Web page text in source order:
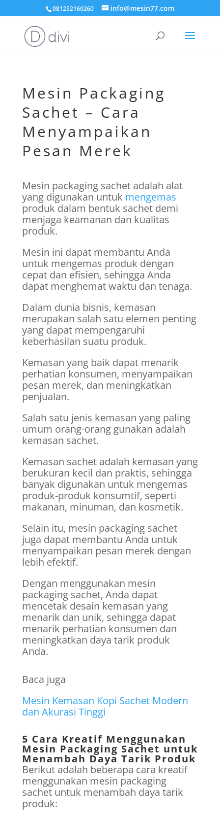
081252160260 info@mesin77.com
Mesin Packaging
Sachet – Cara
Menyampaikan
Pesan Merek
Mesin packaging sachet adalah alat
yang digunakan untuk mengemas
produk dalam bentuk sachet demi
menjaga keamanan dan kualitas
produk.
Mesin ini dapat membantu Anda
untuk mengemas produk dengan
cepat dan efisien, sehingga Anda
dapat menghemat waktu dan tenaga.
Dalam dunia bisnis, kemasan
merupakan salah satu elemen penting
yang dapat mempengaruhi
keberhasilan suatu produk.
Kemasan yang baik dapat menarik
perhatian konsumen, menyampaikan
pesan merek, dan meningkatkan
penjualan.
Salah satu jenis kemasan yang paling
umum orang-orang gunakan adalah
kemasan sachet.
Kemasan sachet adalah kemasan yang
berukuran kecil dan praktis, sehingga
banyak digunakan untuk mengemas
produk-produk konsumtif, seperti
makanan, minuman, dan kosmetik.
Selain itu, mesin packaging sachet
juga dapat membantu Anda untuk
menyampaikan pesan merek dengan
lebih efektif.
Dengan menggunakan mesin
packaging sachet, Anda dapat
mencetak desain kemasan yang
menarik dan unik, sehingga dapat
menarik perhatian konsumen dan
meningkatkan daya tarik produk
Anda.
Baca juga
Mesin Kemasan Kopi Sachet Modern
dan Akurasi Tinggi
5 Cara Kreatif Menggunakan
Mesin Packaging Sachet untuk
Menambah Daya Tarik Produk
Berikut adalah beberapa cara kreatif
menggunakan mesin packaging
sachet untuk menambah daya tarik
produk: